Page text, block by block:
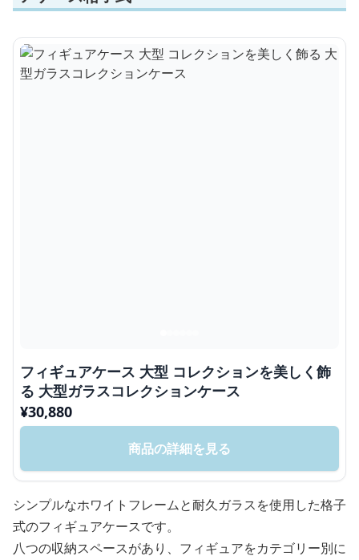
フィギュアケース 大型 コレクションを美しく飾
る 大型ガラスコレクションケース
¥30,880
商品の詳細を見る
シンプルなホワイトフレームと耐久ガラスを使用した格子
式のフィギュアケースです。
八つの収納スペースがあり、フィギュアをカテゴリー別に